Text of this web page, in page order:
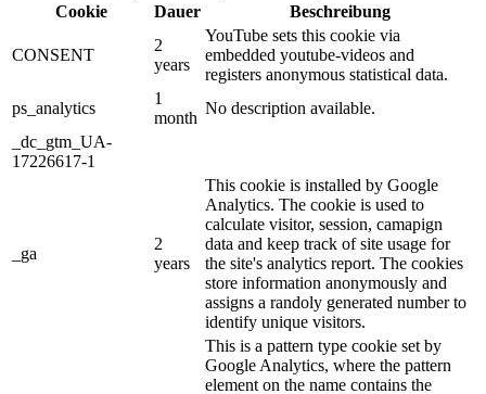
Cookie
Dauer Beschreibung
CONSENT
2
years
YouTube sets this cookie via
embedded youtube-videos and
registers anonymous statistical data.
ps_analytics
1
month
No description available.
_dc_gtm_UA-
17226617-1
_ga
2
years
This cookie is installed by Google
Analytics. The cookie is used to
calculate visitor, session, camapign
data and keep track of site usage for
the site's analytics report. The cookies
store information anonymously and
assigns a randoly generated number to
identify unique visitors.
This is a pattern type cookie set by
Google Analytics, where the pattern
element on the name contains the